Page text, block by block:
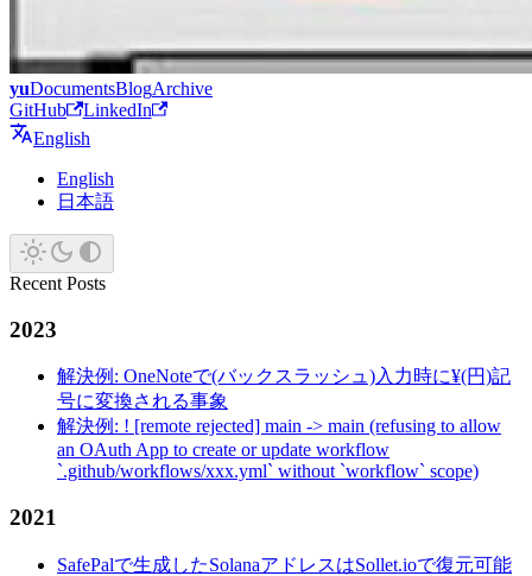
yuDocumentsBlogArchive
GitHub
LinkedIn
English
English
日本語
Recent Posts
2023
解決例: OneNoteで(バックスラッシュ)入力時に¥(円)記
号に変換される事象
解決例: ! [remote rejected] main -> main (refusing to allow
an OAuth App to create or update workflow
`.github/workflows/xxx.yml` without `workflow` scope)
2021
SafePalで生成したSolanaアドレスはSollet.ioで復元可能